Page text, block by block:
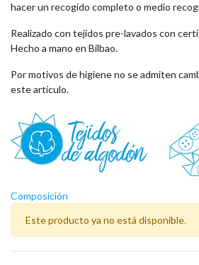
hacer un recogido completo o medio
Realizado con tejidos pre-lavados con
Hecho a mano en Bilbao.
Por motivos de higiene no se admiten
este artículo.
Composición
Este producto ya no está disponible.